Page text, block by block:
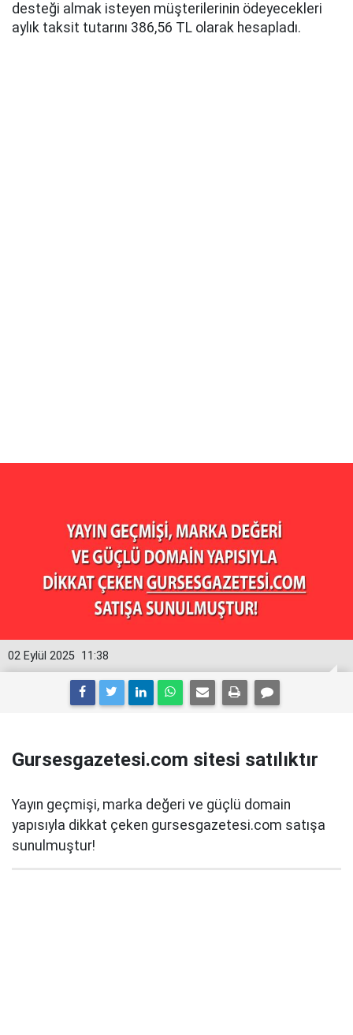
desteği almak isteyen müşterilerinin ödeyecekleri
aylık taksit tutarını 386,56 TL olarak hesapladı.
11:38
02 Eylül 2025
Gursesgazetesi.com sitesi satılıktır
Yayın geçmişi, marka değeri ve güçlü domain
yapısıyla dikkat çeken gursesgazetesi.com satışa
sunulmuştur!